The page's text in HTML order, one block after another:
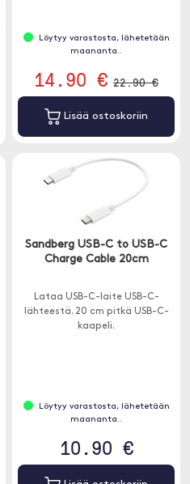
Löytyy varastosta, lähetetään
maananta..
14.90 € 22.90 €
Lisää ostoskoriin
Sandberg USB-C to USB-C
Charge Cable 20cm
Lataa USB-C-laite USB-C-
lähteestä. 20 cm pitkä USB-C-
kaapeli.
Löytyy varastosta, lähetetään
maananta..
10.90 €